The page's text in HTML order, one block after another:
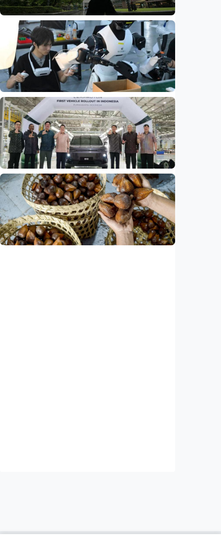
Ekonomi
Biaya usaha naik, perusahaan Singapura
justru lirik Indonesia untuk perluas bisnis
Indonesia•07 Aug 2026
Ekonomi
Fokus Berita – Dari Kereta Cepat Jakarta-
Bandung hingga AI, ini alasan citra China
menguat di dunia
Indonesia •07 Aug 2026
Ekonomi
Leapmotor mulai produksi mobil listrik di
Indonesia, target 34.000 unit per tahun
Indonesia•07 Aug 2026